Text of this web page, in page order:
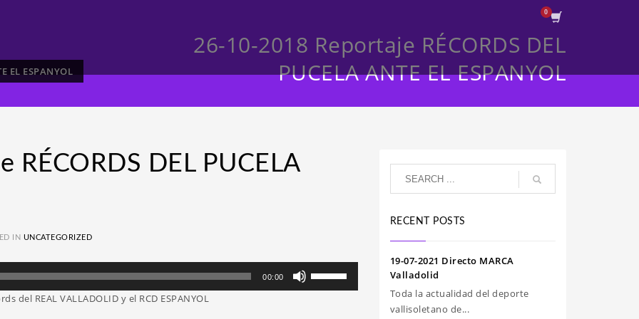
EL ESPANYOL
26-10-2018 Reportaje RÉCORDS DEL
PUCELA ANTE EL ESPANYOL
DEL PUCELA
IN UNCATEGORIZED
00:00
del REAL VALLADOLID y el RCD ESPANYOL
RECENT POSTS
19-07-2021 Directo MARCA
Valladolid
Toda la actualidad del deporte
vallisoletano de...